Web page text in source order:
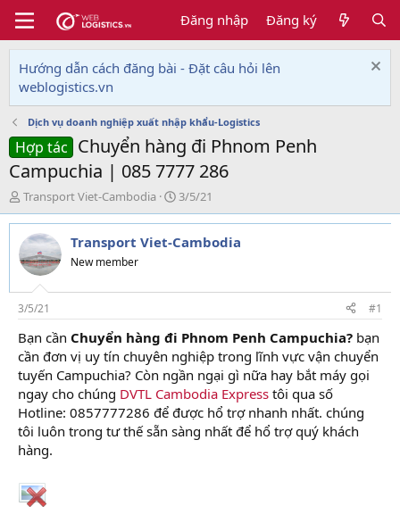
Đăng nhập Đăng ký
Hướng dẫn cách đăng bài - Đặt câu hỏi lên
weblogistics.vn
Dịch vụ doanh nghiệp xuất nhập khẩu-Logistics
Hợp tác Chuyển hàng đi Phnom Penh
Campuchia | 085 7777 286
T
h
r
e
a
d
s
t
a
r
t
e
r
Transport Viet-Cambodia
N
g
à
y
i
3/5/21
Transport Viet-Cambodia
New member
3/5/21 #1
Bạn cần Chuyển hàng đi Phnom Penh Campuchia? bạn
cần đơn vị uy tín chuyên nghiệp trong lĩnh vực vận chuyển
tuyến Campuchia? Còn ngần ngại gì nữa hay bắt máy gọi
ngay cho chúng DVTL Cambodia Express tôi qua số
Hotline: 0857777286 để được hổ trợ nhanh nhất. chúng
tôi luôn trong tư thế sẵn sàng nhất để hổ trợ quý khách
hàng.